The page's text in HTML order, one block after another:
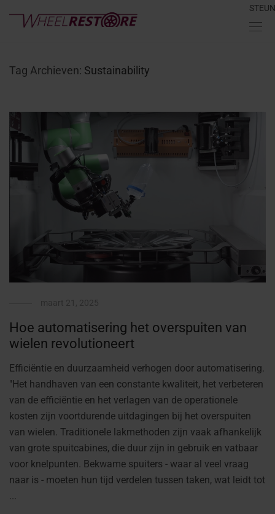
STEUN
Tag Archieven: Sustainability
Hoe automatisering het overspuiten van
wielen revolutioneert
Efficiëntie en duurzaamheid verhogen door automatisering.
"Het handhaven van een constante kwaliteit, het verbeteren
van de efficiëntie en het verlagen van de operationele
kosten zijn voortdurende uitdagingen bij het overspuiten
van wielen. Traditionele lakmethoden zijn vaak afhankelijk
van grote spuitcabines, die duur zijn in gebruik en vatbaar
voor knelpunten. Bekwame spuiters - waar al veel vraag
naar is - moeten hun tijd verdelen tussen taken, wat leidt tot
...